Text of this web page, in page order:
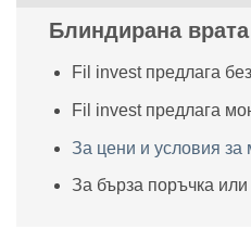
Блиндирана
Fil invest предлага
Fil invest предлага
За цени и условия за
За бърза поръчка